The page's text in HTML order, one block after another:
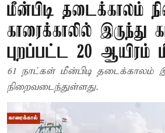
மீன்பிடி தடைக்காலம்
காரைக்காலில் இருந்து
புறப்பட்ட 20 ஆயிரம்
61 நாட்கள் மீன்பிடி தடைக்காலம்
நிறைவடைந்துள்ளது.